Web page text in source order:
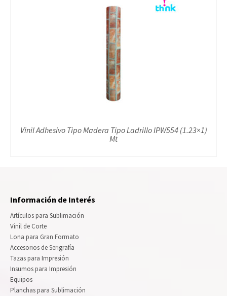
Vinil Adhesivo Tipo Madera Tipo Ladrillo IPW554 (1.23×1)
Mt
Información de Interés
Artículos para Sublimación
Vinil de Corte
Lona para Gran Formato
Accesorios de Serigrafía
Tazas para Impresión
Insumos para Impresión
Equipos
Planchas para Sublimación